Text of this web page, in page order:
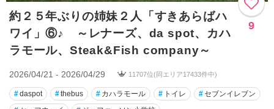
約２５年ぶりの姉妹２人「すきあらばハ
ワイ」⑥♪ ～レナーズ、da spot、カハ
ラモール、Steak&Fish company～
9
2026/04/21 - 2026/04/29 11707位(同エリア17433件中)
#daspot #thebus # カハラモール # トイレ #セブンイレブン